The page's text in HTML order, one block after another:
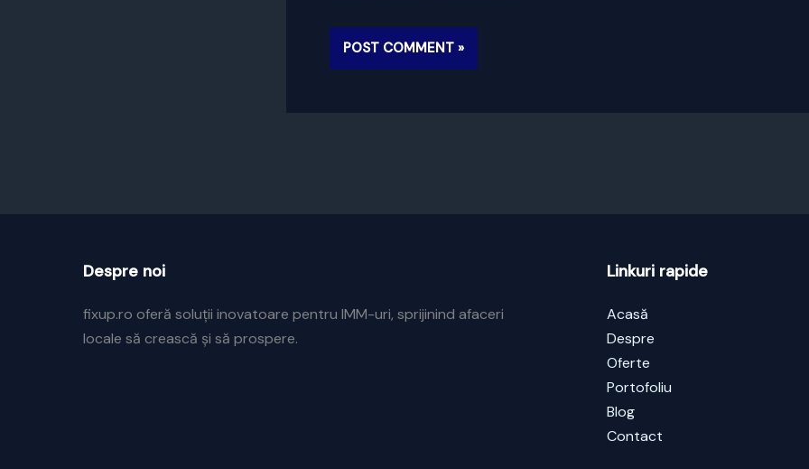
Despre noi
fixup.ro oferă soluții inovatoare pentru IMM-uri, sprijinind afaceri
locale să crească și să prospere.
Linkuri rapide
Acasă
Despre
Oferte
Portofoliu
Blog
Contact